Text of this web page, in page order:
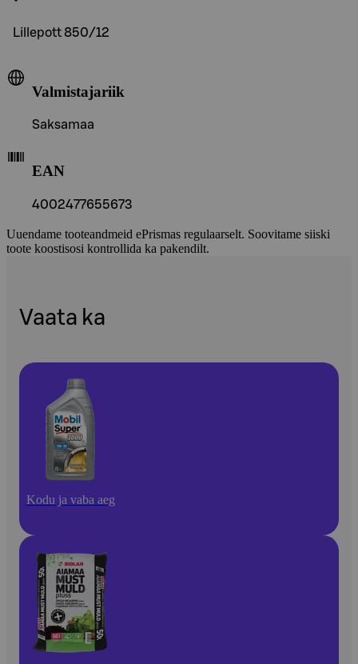
Lillepott 850/12
Valmistajariik
Saksamaa
EAN
4002477655673
Uuendame tooteandmeid ePrismas regulaarselt. Soovitame siiski
toote koostisosi kontrollida ka pakendilt.
Vaata ka
Kodu ja vaba aeg